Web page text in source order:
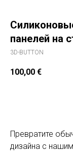
панелей на
3D-BUTTON
100,00 €
Превратите
дизайна с